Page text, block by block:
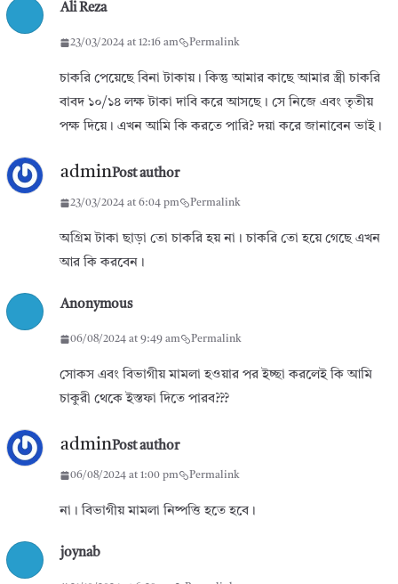
Ali Reza
23/03/2024 at 12:16 am Permalink
চাকরি পেয়েছে বিনা টাকায়। কিন্তু আমার কাছে আমার স্ত্রী চাকরি
বাবদ ১০/১৪ লক্ষ টাকা দাবি করে আসছে। সে নিজে এবং তৃতীয়
পক্ষ দিয়ে। এখন আমি কি করতে পারি? দয়া করে জানাবেন ভাই।
adminPost author
23/03/2024 at 6:04 pm Permalink
অগ্রিম টাকা ছাড়া তো চাকরি হয় না। চাকরি তো হয়ে গেছে এখন
আর কি করবেন।
Anonymous
06/08/2024 at 9:49 am Permalink
সোকস এবং বিভাগীয় মামলা হওয়ার পর ইচ্ছা করলেই কি আমি
চাকুরী থেকে ইস্তফা দিতে পারব???
adminPost author
06/08/2024 at 1:00 pm Permalink
না। বিভাগীয় মামলা নিষ্পত্তি হতে হবে।
joynab